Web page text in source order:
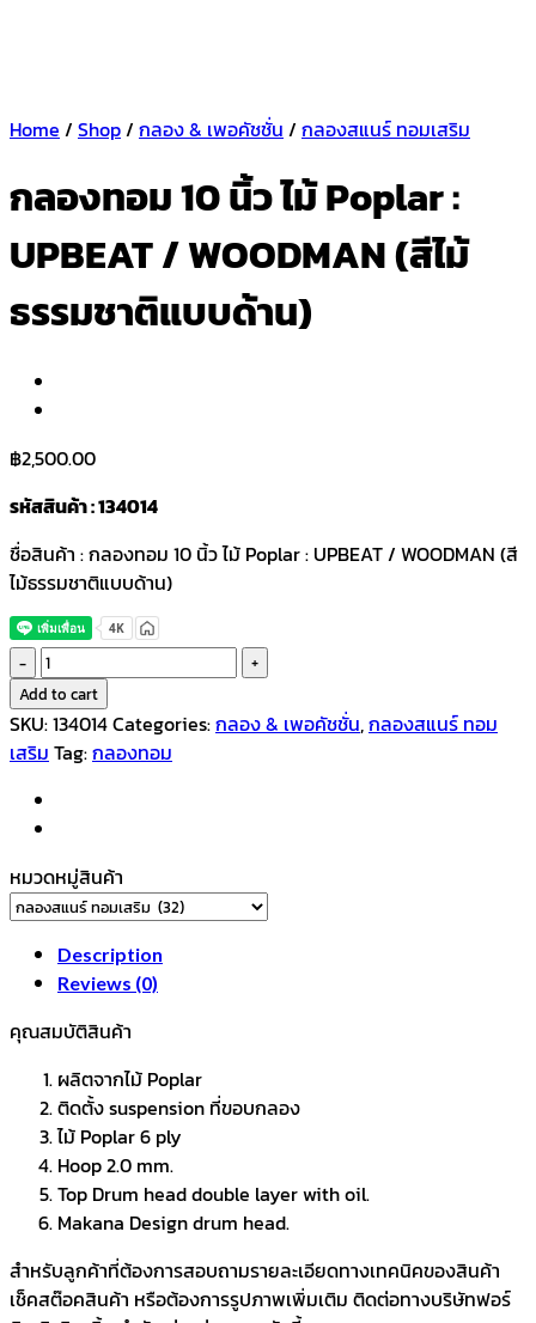
Home / Shop/ กลอง & เพอคัชชั่น / กลองสแนร์ ทอมเสริม
กลองทอม 10 นิ้ว ไม้ Poplar :
UPBEAT / WOODMAN (สีไม้
ธรรมชาติแบบด้าน)
฿2,500.00
รหัสสินค้า : 134014
ชื่อสินค้า : กลองทอม 10 นิ้ว ไม้ Poplar : UPBEAT / WOODMAN (สี
ไม้ธรรมชาติแบบด้าน)
กลอง
ทอม
10
นิ้ว
Poplar
:
UPBEAT
/
WOODMAN
(สี
ไม้
แบบ
quantity
Add to cart
SKU:134014Categories:กลอง & เพอคัชชั่น,กลองสแนร์ ทอม
เสริม Tag:กลองทอม
หมวดหมู่สินค้า
Description
Reviews (0)
คุณสมบัติสินค้า
ผลิตจากไม้ Poplar
ติดตั้ง suspension ที่ขอบกลอง
ไม้ Poplar 6 ply
Hoop 2.0 mm.
Top Drum head double layer with oil.
Makana Design drum head.
สำหรับลูกค้าที่ต้องการสอบถามรายละเอียดทางเทคนิคของสินค้า
เช็คสต๊อคสินค้า หรือต้องการรูปภาพเพิ่มเติม ติดต่อทางบริษัทฟอร์